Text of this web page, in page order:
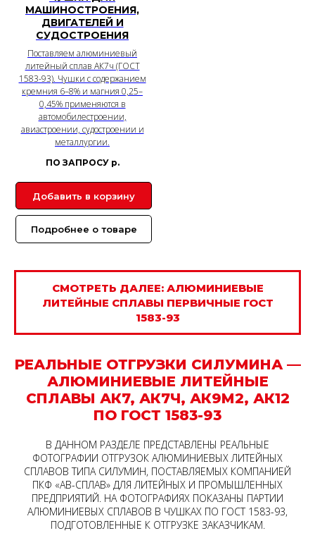
МАШИНОСТРОЕНИЯ,
ДВИГАТЕЛЕЙ И
СУДОСТРОЕНИЯ
Поставляем алюминиевый
литейный сплав АК7ч (ГОСТ
1583-93). Чушки с содержанием
кремния 6–8% и магния 0,25–
0,45% применяются в
автомобилестроении,
авиастроении, судостроении и
металлургии.
ПО ЗАПРОСУ р.
Добавить в корзину
Подробнее о товаре
СМОТРЕТЬ ДАЛЕЕ: АЛЮМИНИЕВЫЕ
ЛИТЕЙНЫЕ СПЛАВЫ ПЕРВИЧНЫЕ ГОСТ
1583-93
РЕАЛЬНЫЕ ОТГРУЗКИ СИЛУМИНА —
АЛЮМИНИЕВЫЕ ЛИТЕЙНЫЕ
СПЛАВЫ АК7, АК7Ч, АК9М2, АК12
ПО ГОСТ 1583-93
В ДАННОМ РАЗДЕЛЕ ПРЕДСТАВЛЕНЫ РЕАЛЬНЫЕ
ФОТОГРАФИИ ОТГРУЗОК АЛЮМИНИЕВЫХ ЛИТЕЙНЫХ
СПЛАВОВ ТИПА СИЛУМИН, ПОСТАВЛЯЕМЫХ КОМПАНИЕЙ
ПКФ «АВ-СПЛАВ» ДЛЯ ЛИТЕЙНЫХ И ПРОМЫШЛЕННЫХ
ПРЕДПРИЯТИЙ. НА ФОТОГРАФИЯХ ПОКАЗАНЫ ПАРТИИ
АЛЮМИНИЕВЫХ СПЛАВОВ В ЧУШКАХ ПО ГОСТ 1583-93,
ПОДГОТОВЛЕННЫЕ К ОТГРУЗКЕ ЗАКАЗЧИКАМ.